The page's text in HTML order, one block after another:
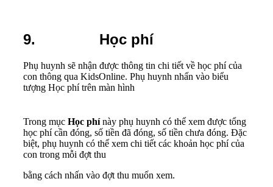
9. Học phí
Phụ huynh sẽ nhận được thông tin chi tiết về học phí của
con thông qua KidsOnline. Phụ huynh nhấn vào biểu
tượng Học phí trên màn hình
Trong mục Học phínày phụ huynh có thể xem được tổng
học phí cần đóng, số tiền đã đóng, số tiền chưa đóng. Đặc
biệt, phụ huynh có thể xem chi tiết các khoản học phí của
con trong mỗi đợt thu
bằng cách nhấn vào đợt thu muốn xem.